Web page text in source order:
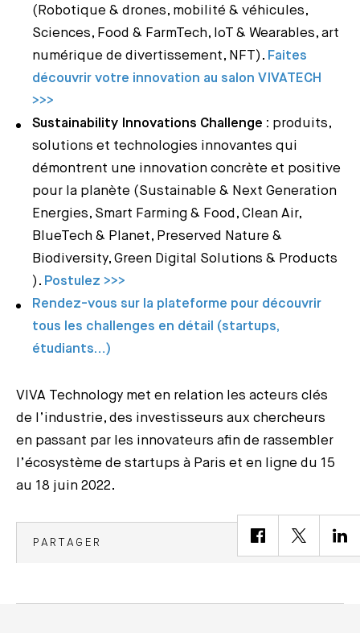
(Robotique & drones, mobilité & véhicules,
Sciences, Food & FarmTech, IoT & Wearables, art
numérique de divertissement, NFT). Faites
découvrir votre innovation au salon VIVATECH
>>>
Sustainability Innovations Challenge : produits,
solutions et technologies innovantes qui
démontrent une innovation concrète et positive
pour la planète (Sustainable & Next Generation
Energies, Smart Farming & Food, Clean Air,
BlueTech & Planet, Preserved Nature &
Biodiversity, Green Digital Solutions & Products
). Postulez >>>
Rendez-vous sur la plateforme pour découvrir
tous les challenges en détail (startups,
étudiants…)
VIVA Technology met en relation les acteurs clés
de l’industrie, des investisseurs aux chercheurs
en passant par les innovateurs afin de rassembler
l’écosystème de startups à Paris et en ligne du 15
au 18 juin 2022.
PARTAGER